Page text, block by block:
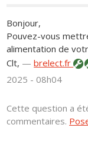
Bonjour,
Pouvez-vous
alimentation de
Clt, —brelect.fr
2025 - 08h04
Cette question a
commentaires.